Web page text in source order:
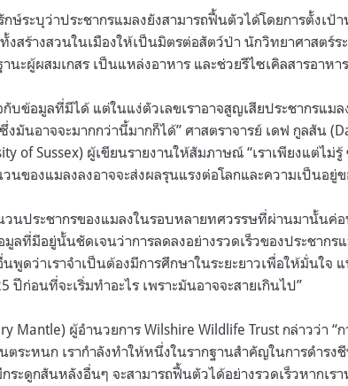
ษ์ระบุว่าประชากรแมลงยังสามารถฟื้นตัวได้โดยการตั้งเป้
งสร้างสวนในเมืองให้เป็นมิตรต่อสัตว์ป่า นักวิทยาศาสตร์
นะผู้ผสมเกสร เป็นแหล่งอาหาร และช่วยรีไซเคิลสารอาหาร
กับข้อมูลที่มีได้ แต่ในแง่ตัวเลขเราอาจสูญเสียประชากรแม
มันอาจจะมากกว่านี้มากก็ได้” ศาสตราจารย์ เดฟ กูลสัน
of Sussex) ผู้เขียนรายงานให้สัมภาษณ์ “เราเพียงแต่ไม่
นของแมลงลงอาจจะส่งผลรุนแรงต่อโลกและความเป็นอยู่
วนประชากรของแมลงในรอบหลายทศวรรษที่ผ่านมานั้นค่อ
ลที่มีอยู่นั้นชัดเจนว่าการลดลงอย่างรวดเร็วของประชากร
พูดว่าเราจำเป็นต้องมีการศึกษาในระยะยาวเพื่อให้มั่นใจ
ปีก่อนที่จะเริ่มทำอะไร เพราะมันอาจจะสายเกินไป”
Mantle) ผู้อำนวยการ Wilshire Wildlife Trust กล่าวว่า
ตระหนก เรากำลังทำให้หนึ่งในรากฐานสำคัญในการดำรง
ระดูกสันหลังอื่นๆ จะสามารถฟื้นตัวได้อย่างรวดเร็วหากเ